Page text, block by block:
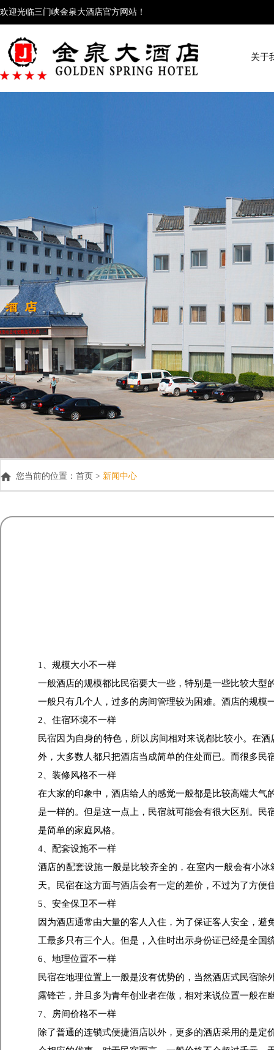
欢迎光临三门峡金泉大酒店官方网站！
关于
您当前的位置： 首页 > 新闻中心
1、规模大小不一样
一般酒店的规模都比民宿要大一些，特别是一些比较大
一般只有几个人，过多的房间管理较为困难。酒店的规模
2、住宿环境不一样
民宿因为自身的特色，所以房间相对来说都比较小。在
外，大多数人都只把酒店当成简单的住处而已。而很多
2、装修风格不一样
在大家的印象中，酒店给人的感觉一般都是比较高端大
是一样的。但是这一点上，民宿就可能会有很大区别。
是简单的家庭风格。
4、配套设施不一样
酒店的配套设施一般是比较齐全的，在室内一般会有小
天。民宿在这方面与酒店会有一定的差价，不过为了方
5、安全保卫不一样
因为酒店通常由大量的客人入住，为了保证客人安全，
工最多只有三个人。但是，入住时出示身份证已经是全国
6、地理位置不一样
民宿在地理位置上一般是没有优势的，当然酒店式民宿
露锋芒，并且多为青年创业者在做，相对来说位置一般在
7、房间价格不一样
除了普通的连锁式便捷酒店以外，更多的酒店采用的是